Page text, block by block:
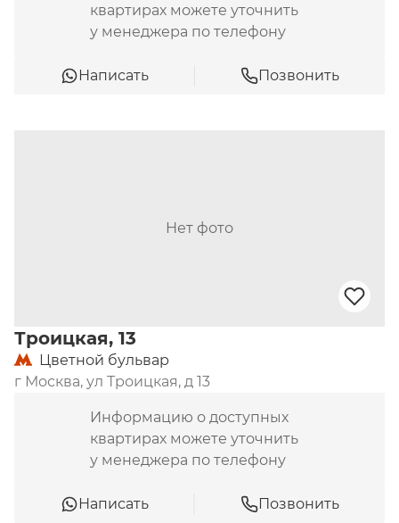
квартирах можете уточнить
у менеджера по телефону
Написать Позвонить
Нет фото
Троицкая, 13
Цветной бульвар
г Москва, ул Троицкая, д 13
Информацию о доступных
квартирах можете уточнить
у менеджера по телефону
Написать Позвонить